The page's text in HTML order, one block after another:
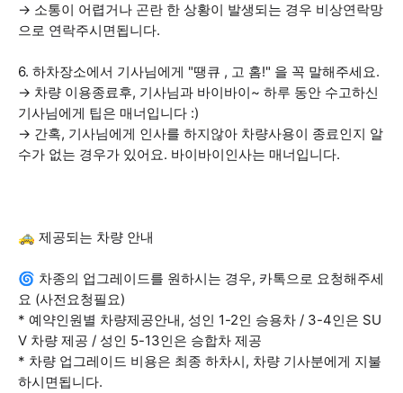
→ 소통이 어렵거나 곤란 한 상황이 발생되는 경우 비상연락망
으로 연락주시면됩니다.
6. 하차장소에서 기사님에게 "땡큐 , 고 홈!" 을 꼭 말해주세요.
→ 차량 이용종료후, 기사님과 바이바이~ 하루 동안 수고하신
기사님에게 팁은 매너입니다 :)
→ 간혹, 기사님에게 인사를 하지않아 차량사용이 종료인지 알
수가 없는 경우가 있어요. 바이바이인사는 매너입니다.
🚕 제공되는 차량 안내
🌀 차종의 업그레이드를 원하시는 경우, 카톡으로 요청해주세
요 (사전요청필요)
* 예약인원별 차량제공안내, 성인 1-2인 승용차 / 3-4인은 SU
V 차량 제공 / 성인 5-13인은 승합차 제공
* 차량 업그레이드 비용은 최종 하차시, 차량 기사분에게 지불
하시면됩니다.